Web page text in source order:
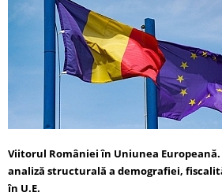
Viitorul României în Uniunea Europeană.
analiză structurală a demografiei,
în U.E.